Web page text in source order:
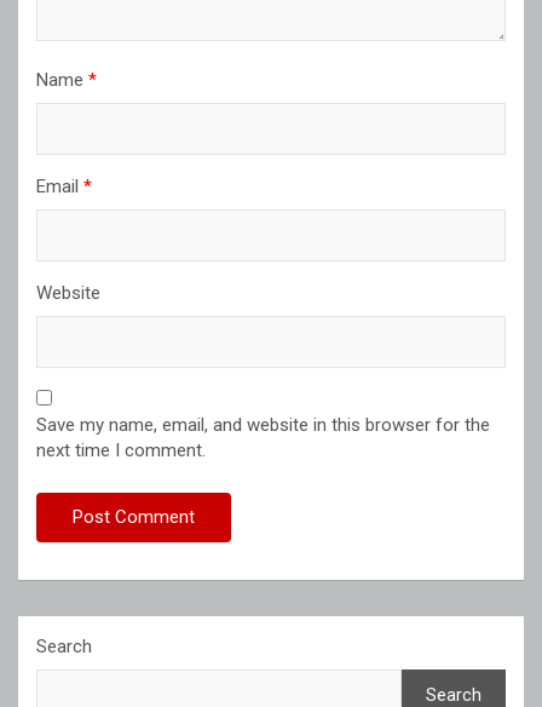
Name *
Email *
Website
Save my name, email, and website in this browser for the
next time I comment.
Search
Search